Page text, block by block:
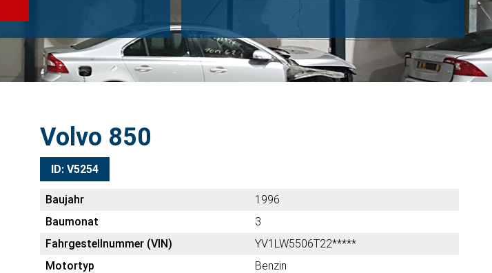
Volvo 850
ID: V5254
Baujahr
1996
Baumonat
3
Fahrgestellnummer (VIN)
YV1LW5506T22*****
Motortyp
Benzin